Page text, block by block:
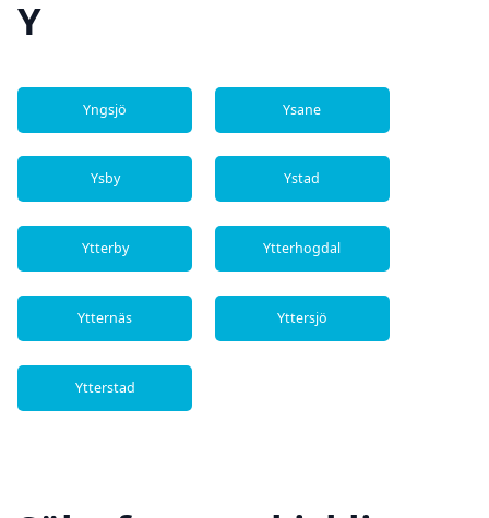
Y
Yngsjö Ysane
Ysby Ystad
Ytterby Ytterhogdal
Ytternäs Yttersjö
Ytterstad